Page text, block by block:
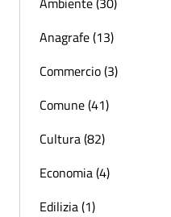
Anagrafe (13)
Commercio (3)
Comune (41)
Cultura (82)
Economia (4)
Edilizia (1)